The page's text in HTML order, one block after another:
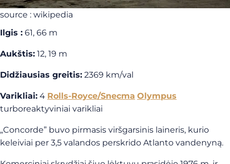
source : wikipedia
Ilgis : 61, 66 m
Aukštis: 12, 19 m
Didžiausias greitis: 2369 km/val
Varikliai: 4 Rolls-Royce/Snecma Olympus
turboreaktyviniai varikliai
„Concorde” buvo pirmasis viršgarsinis laineris, kurio
keleiviai per 3,5 valandos perskrido Atlanto vandenyną.